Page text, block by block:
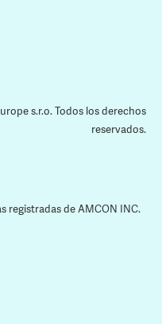
registradas de AMCON INC.
s.r.o. Todos los derechos
reservados.